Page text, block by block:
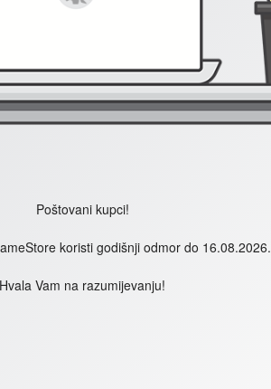
Poštovani kupci!
koristi godišnji odmor do 16.08.2026.
Hvala Vam na razumijevanju!